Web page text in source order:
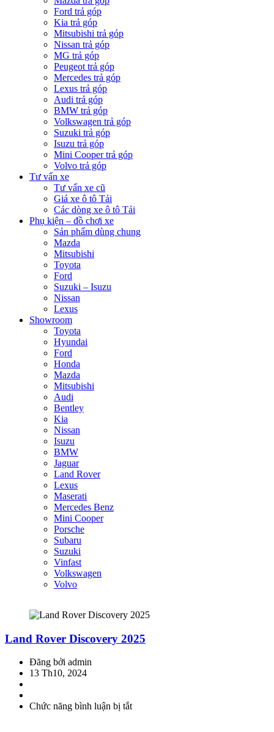
Ford trả góp
Kia trả góp
Mitsubishi trả góp
Nissan trả góp
MG trả góp
Peugeot trả góp
Mercedes trả góp
Lexus trả góp
Audi trả góp
BMW trả góp
Volkswagen trả góp
Suzuki trả góp
Isuzu trả góp
Mini Cooper trả góp
Volvo trả góp
Tư vấn xe
Tư vấn xe cũ
Giá xe ô tô Tải
Các dòng xe ô tô Tải
Phụ kiện – đồ chơi xe
Sản phẩm dùng chung
Mazda
Mitsubishi
Toyota
Ford
Suzuki – Isuzu
Nissan
Lexus
Showroom
Toyota
Hyundai
Ford
Honda
Mazda
Mitsubishi
Audi
Bentley
Kia
Nissan
Isuzu
BMW
Jaguar
Land Rover
Lexus
Maserati
Mercedes Benz
Mini Cooper
Porsche
Subaru
Suzuki
Vinfast
Volkswagen
Volvo
Land Rover Discovery 2025
Đăng bởi admin
13 Th10, 2024
Chức năng bình luận bị tắtở